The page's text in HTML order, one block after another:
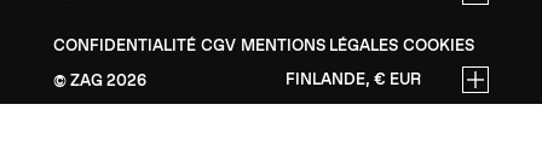
CONFIDENTIALITÉ CGV MENTIONS LÉGALES COOKIES
ZAG 2026 FINLANDE, € EUR